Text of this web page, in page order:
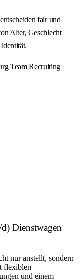
fair und
Alter, Geschlecht
Team Recruiting
Dienstwagen
nur anstellt, sondern
flexiblen
und einem